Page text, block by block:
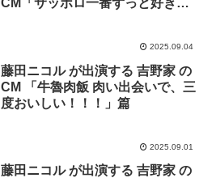
CM「サッポロ一番ずっと好きだ
2025.09.04
藤田ニコル が出演する 吉野家 の
CM 「牛魯肉飯 肉い出会いで、三
度おいしい！！！」篇
2025.09.01
藤田ニコル が出演する 吉野家 の